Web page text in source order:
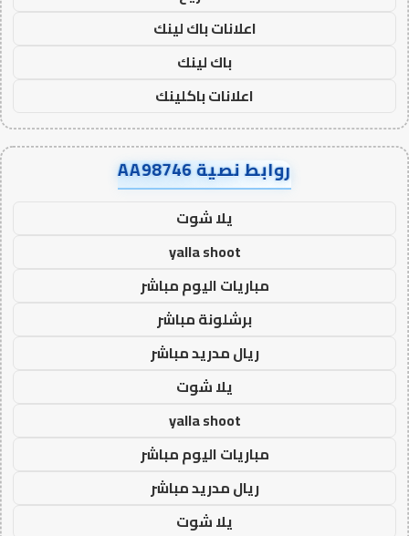
اعلانات باك لينك
باك لينك
اعلانات باكلينك
روابط نصية AA98746
يلا شوت
yalla shoot
مباريات اليوم مباشر
برشلونة مباشر
ريال مدريد مباشر
يلا شوت
yalla shoot
مباريات اليوم مباشر
ريال مدريد مباشر
يلا شوت